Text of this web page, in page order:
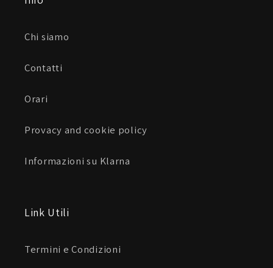
Chi siamo
Contatti
Orari
Provacy and cookie policy
Informazioni su Klarna
Link Utili
Termini e Condizioni